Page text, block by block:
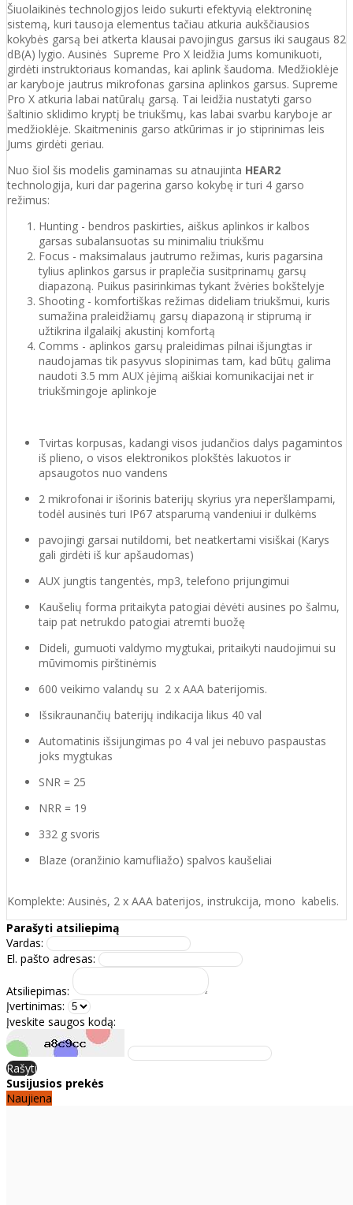
Šiuolaikinės technologijos leido sukurti efektyvią elektroninę
sistemą, kuri tausoja elementus tačiau atkuria aukščiausios
kokybės garsą bei atkerta klausai pavojingus garsus iki saugaus 82
dB(A) lygio. Ausinės Supreme Pro X leidžia Jums komunikuoti,
girdėti instruktoriaus komandas, kai aplink šaudoma. Medžioklėje
ar karyboje jautrus mikrofonas garsina aplinkos garsus. Supreme
Pro X atkuria labai natūralų garsą. Tai leidžia nustatyti garso
šaltinio sklidimo kryptį be triukšmų, kas labai svarbu karyboje ar
medžioklėje. Skaitmeninis garso atkūrimas ir jo stiprinimas leis
Jums girdėti geriau.
Nuo šiol šis modelis gaminamas su atnaujinta HEAR2
technologija, kuri dar pagerina garso kokybę ir turi 4 garso
režimus:
Hunting - bendros paskirties, aiškus aplinkos ir kalbos
garsas subalansuotas su minimaliu triukšmu
Focus - maksimalaus jautrumo režimas, kuris pagarsina
tylius aplinkos garsus ir praplečia susitprinamų garsų
diapazoną. Puikus pasirinkimas tykant žvėries bokštelyje
Shooting - komfortiškas režimas dideliam triukšmui, kuris
sumažina praleidžiamų garsų diapazoną ir stiprumą ir
užtikrina ilgalaikį akustinį komfortą
Comms - aplinkos garsų praleidimas pilnai išjungtas ir
naudojamas tik pasyvus slopinimas tam, kad būtų galima
naudoti 3.5 mm AUX įėjimą aiškiai komunikacijai net ir
triukšmingoje aplinkoje
Tvirtas korpusas, kadangi visos judančios dalys pagamintos
iš plieno, o visos elektronikos plokštės lakuotos ir
apsaugotos nuo vandens
2 mikrofonai ir išorinis baterijų skyrius yra neperšlampami,
todėl ausinės turi IP67 atsparumą vandeniui ir dulkėms
pavojingi garsai nutildomi, bet neatkertami visiškai (Karys
gali girdėti iš kur apšaudomas)
AUX jungtis tangentės, mp3, telefono prijungimui
Kaušelių forma pritaikyta patogiai dėvėti ausines po šalmu,
taip pat netrukdo patogiai atremti buožę
Dideli, gumuoti valdymo mygtukai, pritaikyti naudojimui su
mūvimomis pirštinėmis
600 veikimo valandų su 2 x AAA baterijomis.
Išsikraunančių baterijų indikacija likus 40 val
Automatinis išsijungimas po 4 val jei nebuvo paspaustas
joks mygtukas
SNR = 25
NRR = 19
332 g svoris
Blaze (oranžinio kamufliažo) spalvos kaušeliai
Komplekte: Ausinės, 2 x AAA baterijos, instrukcija, mono kabelis.
Parašyti atsiliepimą
Vardas:
El. pašto adresas:
Atsiliepimas:
Įvertinimas:
Įveskite saugos kodą:
Rašyti
Susijusios prekės
Naujiena